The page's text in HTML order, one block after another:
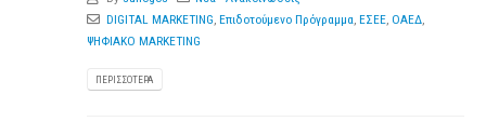
DIGITAL MARKETING, Επιδοτούμενο Πρόγραμμα, ΕΣΕΕ, ΟΑΕΔ,
ΨΗΦΙΑΚΟ MARKETING
ΠΕΡΙΣΣΌΤΕΡΑ